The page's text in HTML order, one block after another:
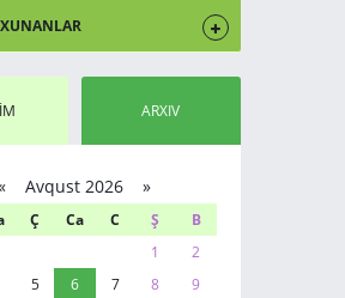
ARXIV
Avqust 2026 »
Ç Ca C Ş
B
1
2
5 6 7 8
9